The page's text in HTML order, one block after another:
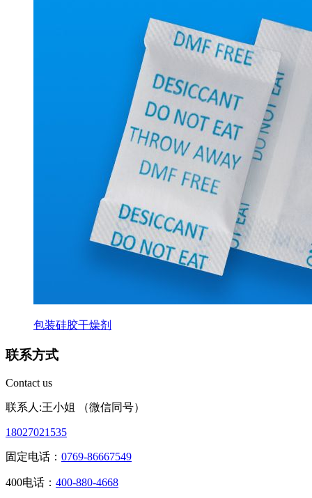
包装硅胶干燥剂
联系方式
Contact us
联系人:王小姐 （微信同号）
18027021535
固定电话： 0769-86667549
400电话： 400-880-4668